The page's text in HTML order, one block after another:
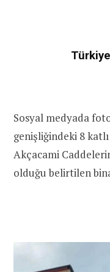
Sosyal medyada
genişliğindeki 8
Akçacami
olduğu belirtilen